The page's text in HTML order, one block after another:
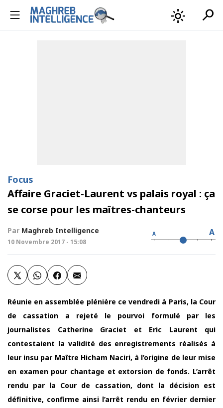
light_mode search
Focus
Affaire Graciet-Laurent vs palais royal : ça
se corse pour les maîtres-chanteurs
Par Maghreb Intelligence
10 Novembre 2017 - 15:08
A A
Réunie en assemblée plénière ce vendredi à Paris, la Cour
de cassation a rejeté le pourvoi formulé par les
journalistes Catherine Graciet et Eric Laurent qui
contestaient la validité des enregistrements réalisés à
leur insu par Maître Hicham Naciri, à l’origine de leur mise
en examen pour chantage et extorsion de fonds. L’arrêt
rendu par la Cour de cassation, dont la décision est
définitive, confirme ainsi l’arrêt rendu en février dernier